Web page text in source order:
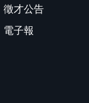
徵才公告
電子報